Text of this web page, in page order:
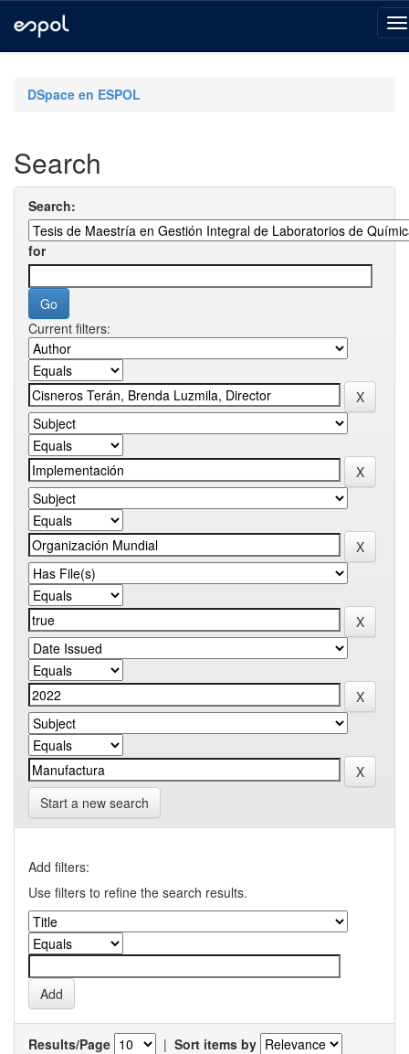
navigationDSpace en ESPOL
Search
Search:
for
Current filters:
Start a new search
Add filters:
Use filters to refine the search results.
Results/Page | Sort items by